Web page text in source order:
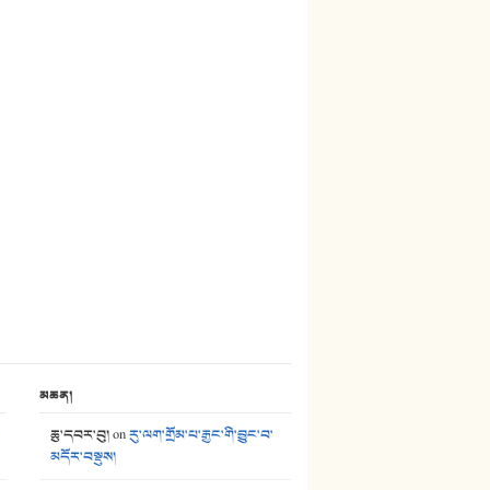
ང་ཚོ་ཕན་ཚུན་མཇལ་ནས། - ཟླ་སྒྲོན།
36. ཟླ་གཞོན་སྙན་དབྱངས། - ཟླ་སྒྲོན།
37. མཚོ་སྔོན་པོ། - ཟླ་སྒྲོན།
མཆན།
ཆུ་དབར་བུ།onརུ་ལག་གྲོམ་པ་རྒྱང་གི་བྱུང་བ་
མདོར་བསྡུས།